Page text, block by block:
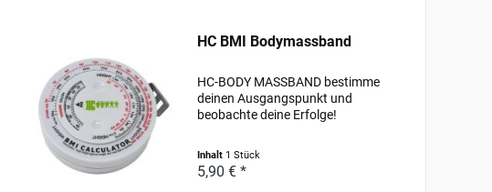
HC BMI Bodymassband
HC-BODY MASSBAND bestimme
deinen Ausgangspunkt und
beobachte deine Erfolge!
Inhalt 1 Stück
5,90 € *